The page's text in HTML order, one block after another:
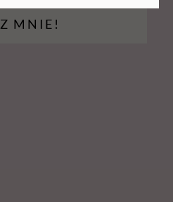
MNIE!